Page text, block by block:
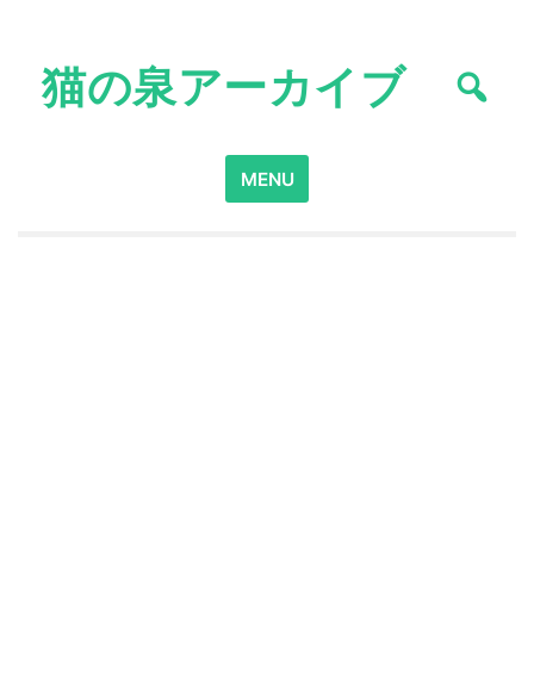
content猫の泉アーカイブ
Search
for:
MENU